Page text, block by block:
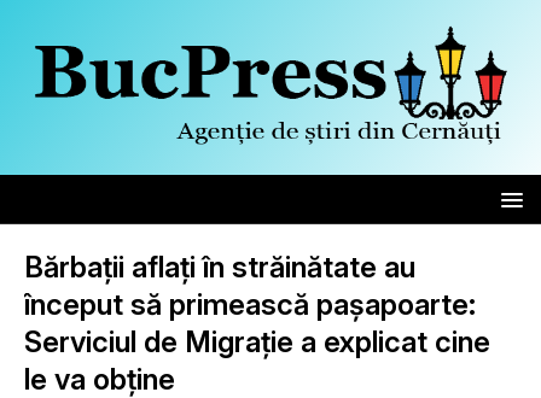
Bărbații aflați în străinătate au
început să primească pașapoarte:
Serviciul de Migrație a explicat cine
le va obține